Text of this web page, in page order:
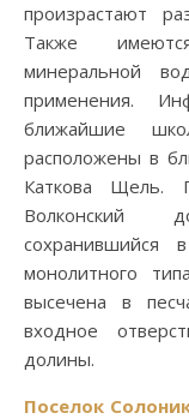
произрастают
Также
минеральной
применения.
ближайшие
расположены в
Каткова Щель.
Волконский
сохранившийся
монолитного
высечена в
входное
долины.
Поселок